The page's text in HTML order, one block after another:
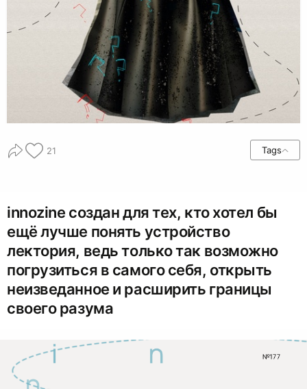
21 Tags
innozine создан для тех, кто хотел бы
ещё лучше понять устройство
лектория, ведь только так возможно
погрузиться в самого себя, открыть
неизведанное и расширить границы
своего разума